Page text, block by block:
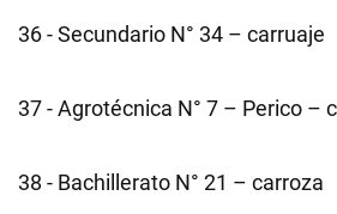
36 - Secundario N° 34 – carruaje
37 - Agrotécnica N° 7 – Perico –
38 - Bachillerato N° 21 – carroza